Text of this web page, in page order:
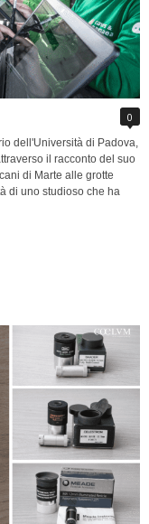
0
dell'Università di Padova,
il racconto del suo
di Marte alle grotte
di uno studioso che ha